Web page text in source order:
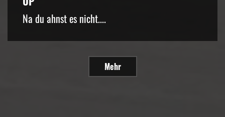
Na du ahnst es nicht....
Mehr